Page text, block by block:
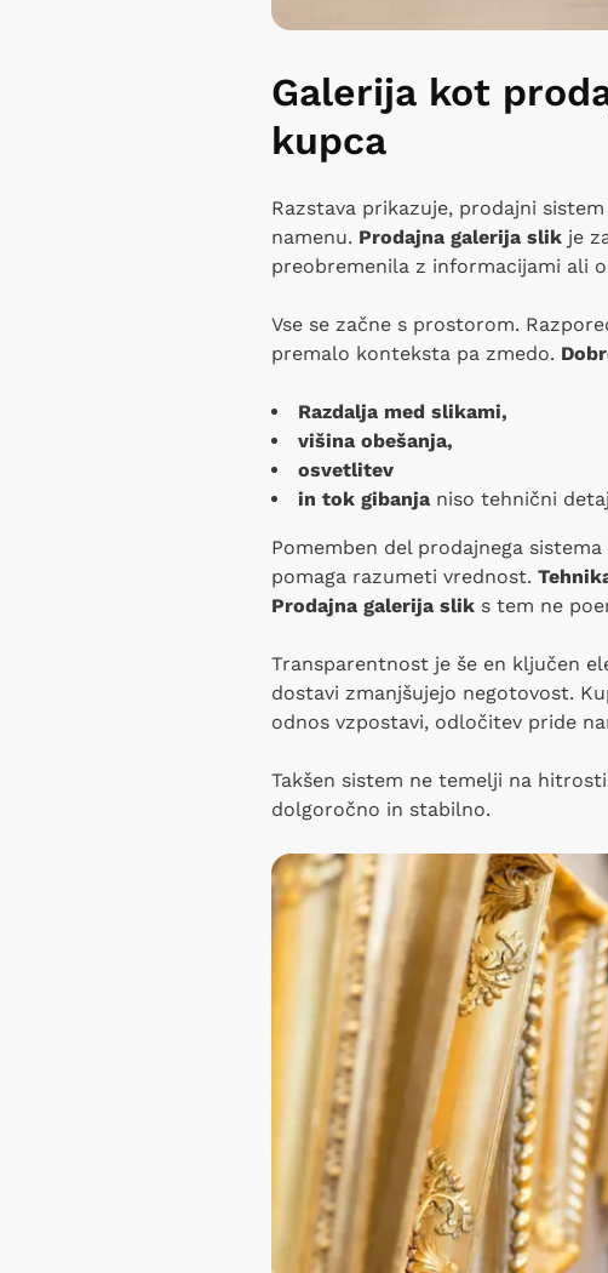
Galerija kot
kupca
Razstava prikazuje, prodajni
namenu. Prodajna galerija slik je
preobremenila z informacijami ali
Vse se začne s prostorom.
premalo konteksta pa zmedo.
Razdalja med slikami,
višina obešanja,
osvetlitev
in tok gibanja niso tehnični
Pomemben del prodajnega
pomaga razumeti vrednost.
Prodajna galerija slik s tem ne
Transparentnost je še en ključen
dostavi zmanjšujejo negotovost.
odnos vzpostavi, odločitev pride
Takšen sistem ne temelji na
dolgoročno in stabilno.